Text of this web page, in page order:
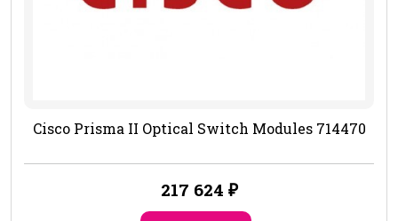
Cisco Prisma II Optical Switch Modules 714470
217 624 ₽